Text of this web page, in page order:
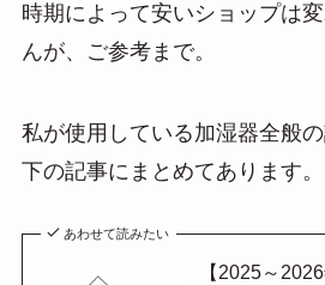
時期によって安いショップは
んが、ご参考まで。
私が使用している加湿器全般
下の記事にまとめてあります。
あわせて読みたい
【2025～